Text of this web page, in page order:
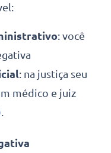
: você
: na justiça seu
médico e juiz